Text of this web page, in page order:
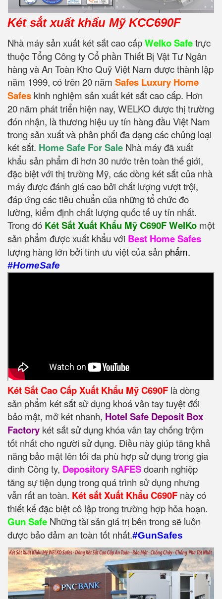
Két sắt xuất khẩu Mỹ KCC690F
Nhà máy sản xuất két sắt cao cấpWelko Safetrực
thuộc Tổng Công ty Cổ phần Thiết Bị Vật Tư Ngân
hàng và An Toàn Kho Quỹ Việt Nam được thành lập
năm 1999, có trên 20 năm Safes Luxury Home
Safes kinh nghiệm sản xuất két sắt cao cấp. Hơn
20 năm phát triển hiện nay, WELKO được thị trường
đón nhận, là thương hiệu uy tín hàng đầu Việt Nam
trong sản xuất và phân phối đa dạng các chủng loại
két sắt. Home Safe For Sale Nhà máy đã xuất
khẩu sản phẩm đi hơn 30 nước trên toàn thế giới,
đặc biệt với thị trường Mỹ, các dòng két sắt của nhà
máy được đánh giá cao bởi chất lượng vượt trội,
đáp ứng các tiêu chuẩn của những tổ chức đo
lường, kiểm định chất lượng quốc tế uy tín nhất.
Trong đó Két Sắt Xuất Khẩu Mỹ C690F WelKo một
sản phẩm được xuất khẩu với Best Home Safes
lượng hàng lớn bởi tính ưu việt của sản phẩm.
#HomeSafe
Két Sắt Cao Cấp Xuất Khẩu Mỹ C690F là dòng
sản phẩm két sắt sử dụng khoá vân tay tuyệt đối
bảo mật, mở két nhanh, Hotel Safe Deposit Box
Factory két sắt sử dụng khóa vân tay chống trộm
tốt nhất cho người sử dụng. Điều này giúp tăng khả
năng bảo mật lên tối đa phù hợp sử dụng trong gia
đình Công ty, Depository SAFESdoanh nghiệp
tăng sự tiện dụng trong quá trình sử dụng nhưng
vẫn rất an toàn. Két sắt Xuất Khẩu C690F này có
thiết kế đặc biệt cô lập trong trường hợp hỏa hoạn.
Gun Safe Những tài sản giá trị bên trong sẽ luôn
được bảo đảm an toàn tốt nhất.#GunSafes